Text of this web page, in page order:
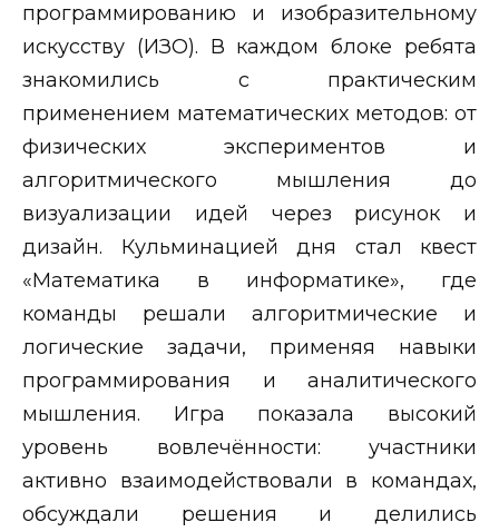
программированию и изобразительному
искусству (ИЗО). В каждом блоке ребята
знакомились с практическим
применением математических методов: от
физических экспериментов и
алгоритмического мышления до
визуализации идей через рисунок и
дизайн. Кульминацией дня стал квест
«Математика в информатике», где
команды решали алгоритмические и
логические задачи, применяя навыки
программирования и аналитического
мышления. Игра показала высокий
уровень вовлечённости: участники
активно взаимодействовали в командах,
обсуждали решения и делились